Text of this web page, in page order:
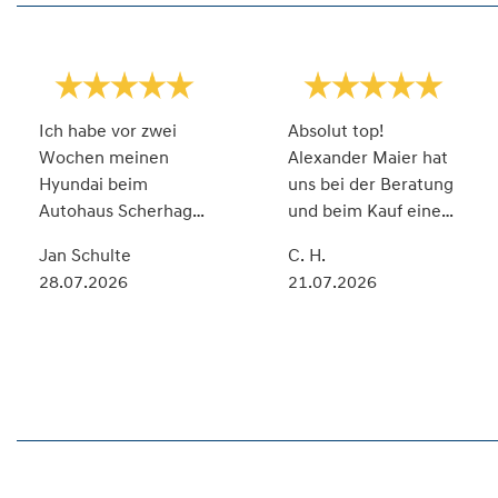
Absolut top!
Alexander Maier hat
uns bei der Beratung
und beim Kauf eines
hervorragend
betreut. Er stand uns
C. H.
21.07.2026
t g
15.06.2026